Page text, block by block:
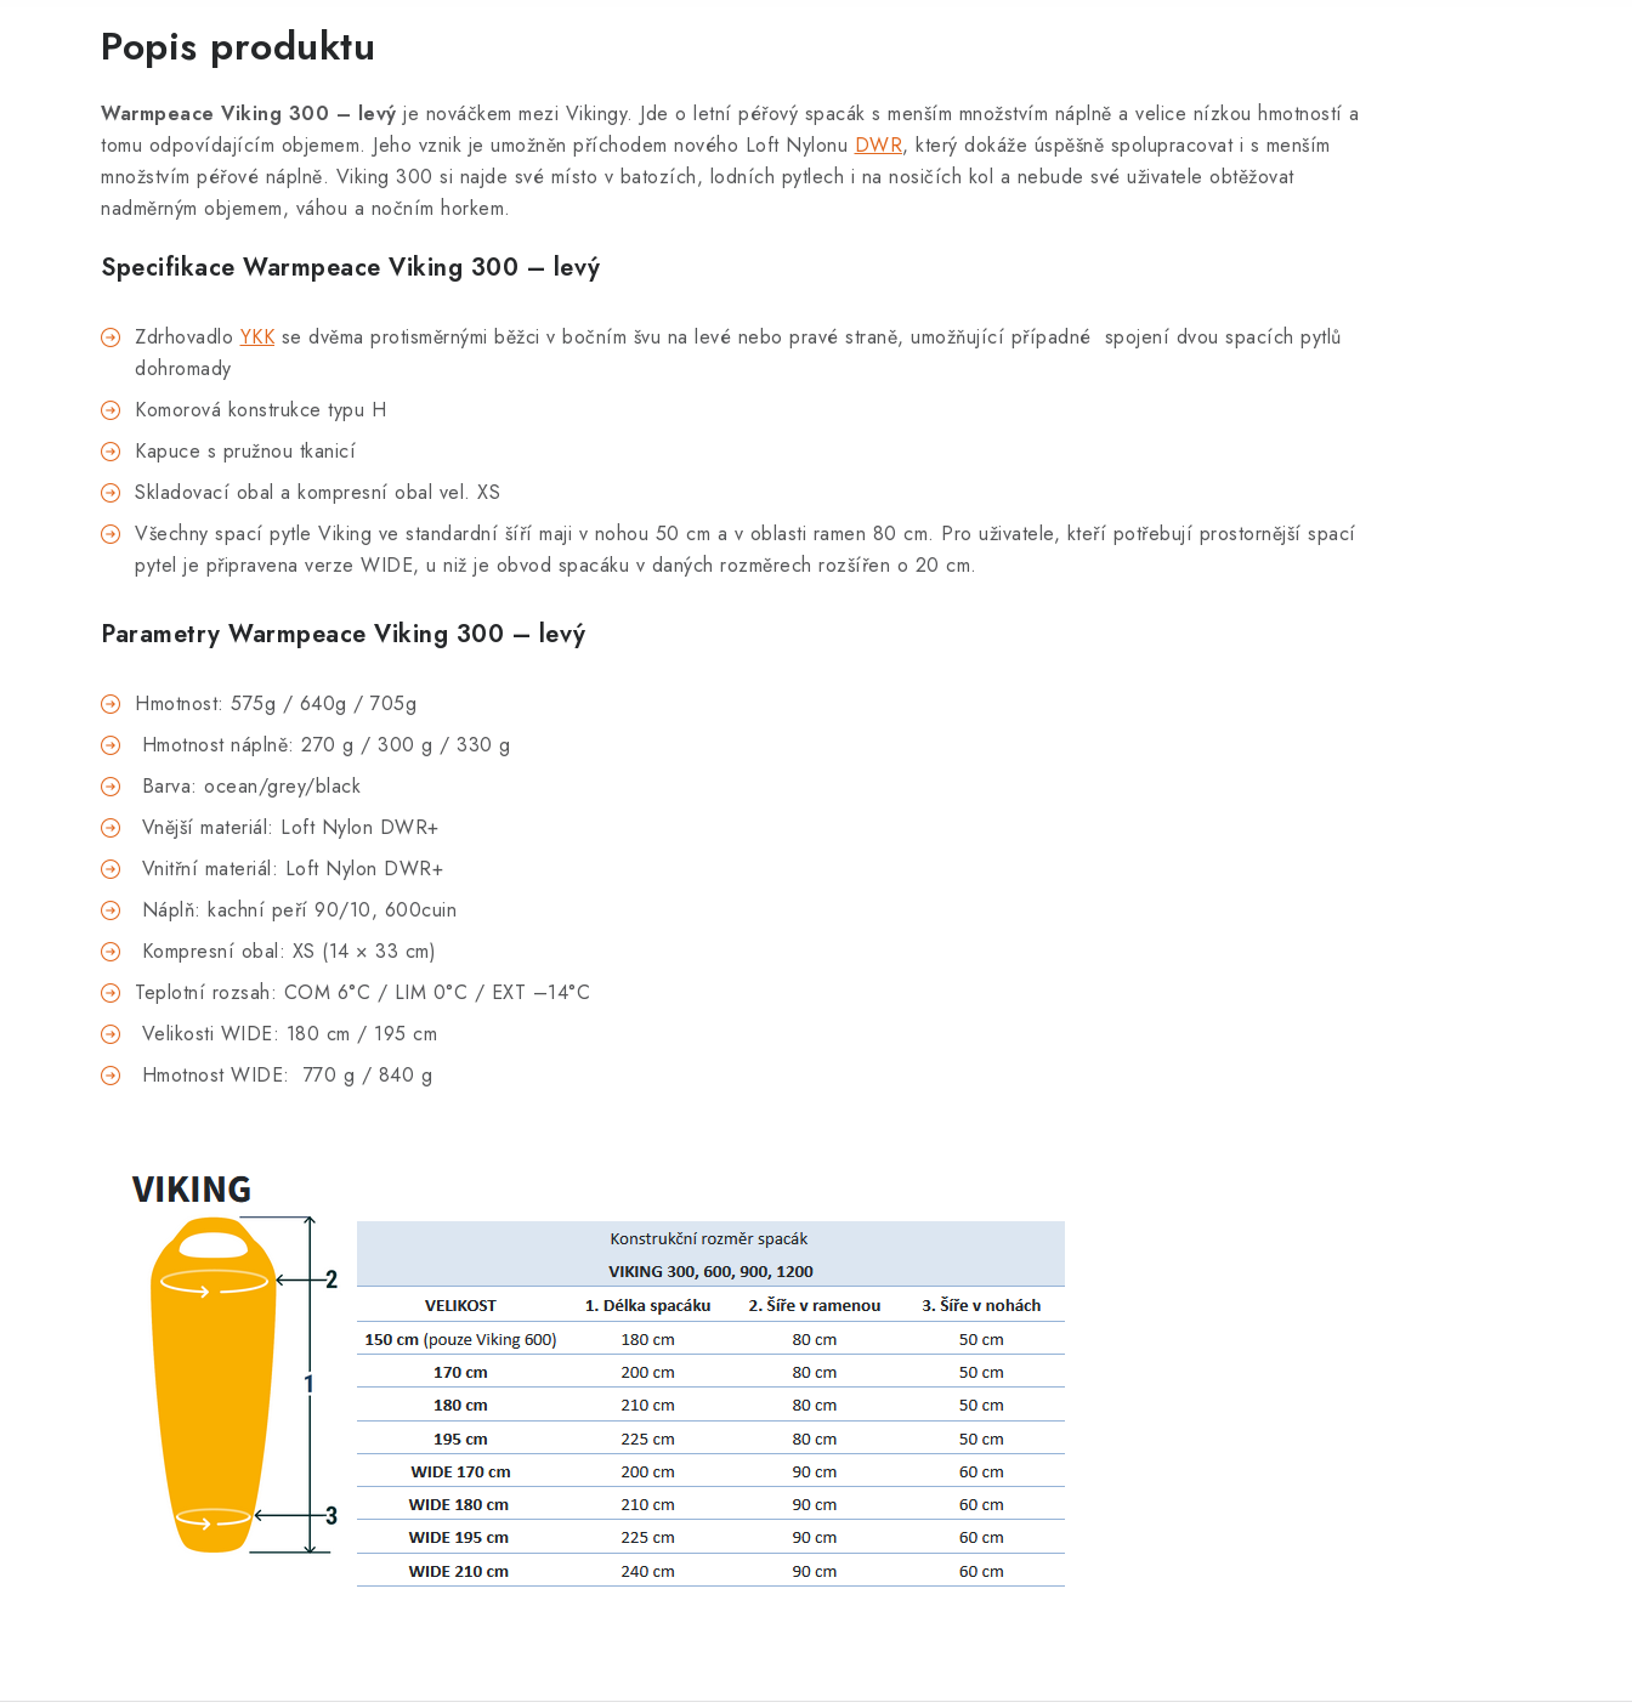
Popis produktu
Warmpeace Viking 300 – levý je nováčkem mezi Vikingy. Jde o letní péřový spacák s menším množstvím náplně a velice nízkou hmotností a
tomu odpovídajícím objemem. Jeho vznik je umožněn příchodem nového Loft Nylonu DWR, který dokáže úspěšně spolupracovat i s menším
množstvím péřové náplně. Viking 300 si najde své místo v batozích, lodních pytlech i na nosičích kol a nebude své uživatele obtěžovat
nadměrným objemem, váhou a nočním horkem.
Specifikace War­mpeace Viking 300 – levý
Zdrhovadlo YKK se dvěma protisměrnými běžci v bočním švu na levé nebo pravé straně, umožňující případné spojení dvou spacích pytlů
dohromady
Komorová konstrukce typu H
Kapuce s pružnou tkanicí
Skladovací obal a kompresní obal vel. XS
Všechny spací pytle Viking ve standardní šíří maji v nohou 50 cm a v oblasti ramen 80 cm. Pro uživatele, kteří potřebují prostornější spací
pytel je připravena verze WIDE, u niž je obvod spacáku v daných rozměrech rozšířen o 20 cm.
Parametry War­mpeace Viking 300 – levý
Hmotnost: 575g / 640g / 705g
Hmotnost náplně: 270 g / 300 g / 330 g
Barva: ocean/grey/black
Vnější materiál: Loft Nylon DWR+
Vnitřní materiál: Loft Nylon DWR+
Náplň: kachní peří 90/10, 600cuin
Kompresní obal: XS (14 × 33 cm)
Teplotní rozsah: COM 6°C / LIM 0°C / EXT –14°C
Velikosti WIDE: 180 cm / 195 cm
Hmotnost WIDE: 770 g / 840 g